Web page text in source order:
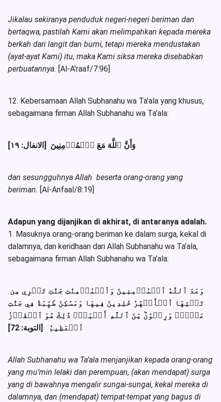
Jikalau sekiranya penduduk negeri-negeri beriman dan
bertaqwa, pastilah Kami akan melimpahkan kepada mereka
berkah dari langit dan bumi, tetapi mereka mendustakan
(ayat-ayat Kami) itu, maka Kami siksa mereka disebabkan
perbuatannya. [Al-A’raaf/7:96]
12. Kebersamaan Allah Subhanahu wa Ta’ala yang khusus,
sebagaimana firman Allah Subhanahu wa Ta’ala:
dan sesungguhnya Allah beserta orang-orang yang
beriman. [Al-Anfaal/8:19]
Adapun yang dijanjikan di akhirat, di antaranya adalah.
1. Masuknya orang-orang beriman ke dalam surga, kekal di
dalamnya, dan keridhaan dari Allah Subhanahu wa Ta’ala,
sebagaimana firman Allah Subhanahu wa Ta’ala:
تَحۡتِهَا ٱلۡأَنۡهَٰرُ خَٰلِدِينَ فِيهَا وَمَسَٰكِنَ طَيِّبَةٗ فِي جَنَّٰتِ
عَدۡنٖۚ وَرِضۡوَٰنٞ مِّنَ ٱللَّهِ أَكۡبَرُۚ ذَٰلِكَ هُوَ ٱلۡفَوۡزُ
ٱلۡعَظِيمُ
[التوبة: 72]
Allah Subhanahu wa Ta’ala menjanjikan kepada orang-orang
yang mu’min lelaki dan perempuan, (akan mendapat) surga
yang di bawahnya mengalir sungai-sungai, kekal mereka di
dalamnya, dan (mendapat) tempat-tempat yang bagus di